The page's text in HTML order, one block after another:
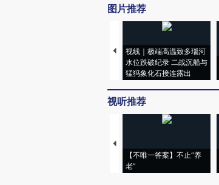
图片推荐
视线｜极端高温致多瑙河
水位跌破纪录 二战沉船与
猛犸象化石接连露出
视听推荐
【不唯一答案】不止“养
老”